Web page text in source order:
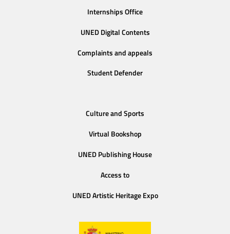
Internships Office
UNED Digital Contents
Complaints and appeals
Student Defender
Culture and Sports
Virtual Bookshop
UNED Publishing House
Access to
UNED Artistic Heritage Expo